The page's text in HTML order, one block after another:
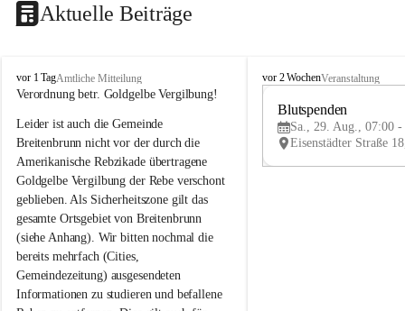
Aktuelle Beiträge
B
r
i
t
e
n
b
r
u
n
n
a
m
N
vor 1 TagAmtliche Mitteilung
Verordnung betr. Goldgelbe Vergilbung!
Leider ist auch die Gemeinde
Breitenbrunn nicht vor der durch die
Amerikanische Rebzikade übertragene
Goldgelbe Vergilbung der Rebe verschont
geblieben. Als Sicherheitszone gilt das
gesamte Ortsgebiet von Breitenbrunn
(siehe Anhang). Wir bitten nochmal die
bereits mehrfach (Cities,
Gemeindezeitung) ausgesendeten
Informationen zu studieren und befallene
B
e
vor 2 WochenVeranstaltung
Blutspenden
Sa., 29. Aug., 07:00 -